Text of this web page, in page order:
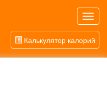
Калькулятор калорий